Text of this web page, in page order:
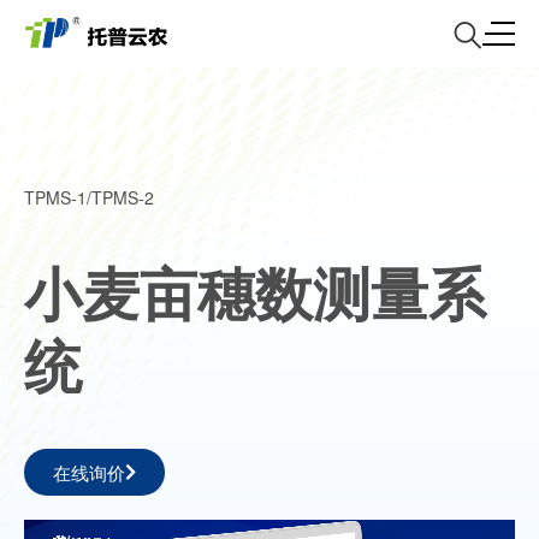
TPMS-1/TPMS-2
小麦亩穗数测量系
统
在线询价